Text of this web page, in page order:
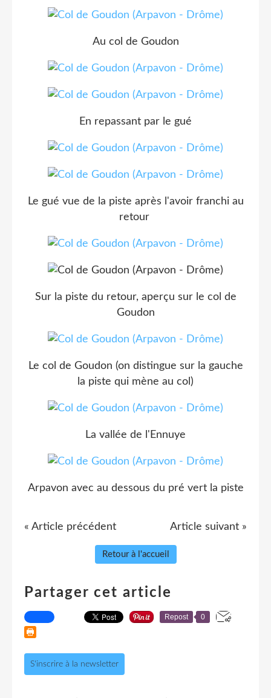
Au col de Goudon
En repassant par le gué
Le gué vue de la piste après l'avoir franchi au
retour
Sur la piste du retour, aperçu sur le col de
Goudon
Le col de Goudon (on distingue sur la gauche
la piste qui mène au col)
La vallée de l'Ennuye
Arpavon avec au dessous du pré vert la piste
« Article précédent Article suivant »
Retour à l'accueil
Partager cet article
Repost 0
S'inscrire à la newsletter